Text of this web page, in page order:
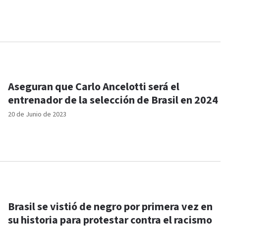
20 de Junio de 2023
Aseguran que Carlo Ancelotti será el
entrenador de la selección de Brasil en 2024
Brasil se vistió de negro por primera vez en
su historia para protestar contra el racismo